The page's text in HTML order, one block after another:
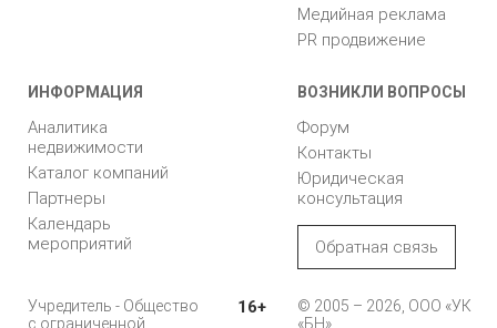
Медийная реклама
PR продвижение
ИНФОРМАЦИЯ
Аналитика
недвижимости
Каталог компаний
Партнеры
Календарь
мероприятий
ВОЗНИКЛИ ВОПРОСЫ
Форум
Контакты
Юридическая
консультация
Обратная связь
Учредитель - Общество
с ограниченной
16+
© 2005 – 2026, ООО «УК
«БН»